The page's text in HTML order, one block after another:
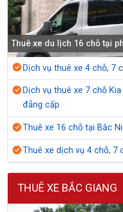
Thuê xe du lịch 16 chỗ tại
Dịch vụ thuê xe 4 chỗ, 7
Dịch vụ thuê xe 7 chỗ
đẳng cấp
Thuê xe 16 chỗ tại Bắc
Thuê xe dịch vụ 4 chỗ, 7
THUÊ XE BẮC GIANG